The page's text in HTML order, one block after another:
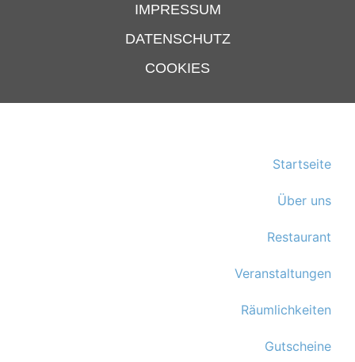
IMPRESSUM
DATENSCHUTZ
COOKIES
Startseite
Über uns
Restaurant
Veranstaltungen
Räumlichkeiten
Gutscheine